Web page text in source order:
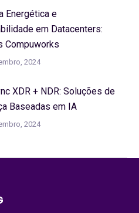
Energética e
em Datacenters:
Compuworks
2024
XDR + NDR: Soluções de
Baseadas em IA
2024